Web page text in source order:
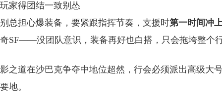
玩家得团结一致别怂
别总担心爆装备，要紧跟指挥节奏，支援时第一时间冲
奇SF——没团队意识，装备再好也白搭，只会拖垮整个
影之道在沙巴克争夺中地位超然，行会必须派出高级大
要地。